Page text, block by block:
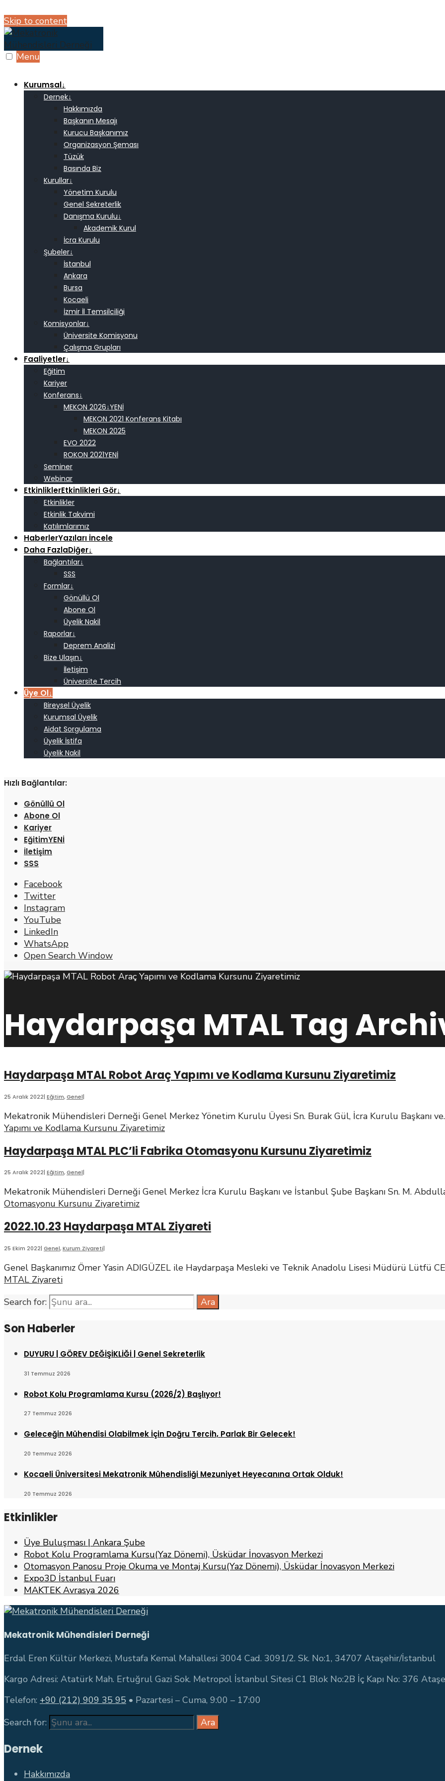
Skip to content
Menu
Kurumsal↓
Dernek↓
Hakkımızda
Başkanın Mesajı
Kurucu Başkanımız
Organizasyon Şeması
Tüzük
Basında Biz
Kurullar↓
Yönetim Kurulu
Genel Sekreterlik
Danışma Kurulu↓
Akademik Kurul
İcra Kurulu
Şubeler↓
İstanbul
Ankara
Bursa
Kocaeli
İzmir İl Temsilciliği
Komisyonlar↓
Üniversite Komisyonu
Çalışma Grupları
Faaliyetler↓
Eğitim
Kariyer
Konferans↓
MEKON 2026↓
MEKON 2021 Konferans Kitabı
MEKON 2025
EVO 2022
ROKON 2021
Seminer
Webinar
EtkinliklerEtkinlikleri Gör↓
Etkinlikler
Etkinlik Takvimi
Katılımlarımız
HaberlerYazıları İncele
Daha FazlaDiğer↓
Bağlantılar↓
SSS
Formlar↓
Gönüllü Ol
Abone Ol
Üyelik Nakil
Raporlar↓
Deprem Analizi
Bize Ulaşın↓
İletişim
Üniversite Tercih
Üye Ol↓
Bireysel Üyelik
Kurumsal Üyelik
Aidat Sorgulama
Üyelik İstifa
Üyelik Nakil
Hızlı Bağlantılar:
Gönüllü Ol
Abone Ol
Kariyer
Eğitim
İletişim
SSS
Facebook
Twitter
Instagram
YouTube
LinkedIn
WhatsApp
Open Search Window
Haydarpaşa MTALTag
Haydarpaşa MTAL Robot Araç Yapımı ve Kodlama Kursunu Ziyaretimiz
25 Aralık 2022| Eğitim,Genel|
Mekatronik Mühendisleri Derneği Genel Merkez Yönetim Kurulu Üyesi Sn. Burak Gül, İcra Kurulu Başkanı ve
Yapımı ve Kodlama Kursunu Ziyaretimiz
Haydarpaşa MTAL PLC’li Fabrika Otomasyonu Kursunu Ziyaretimiz
25 Aralık 2022| Eğitim,Genel|
Mekatronik Mühendisleri Derneği Genel Merkez İcra Kurulu Başkanı ve İstanbul Şube Başkanı Sn. M.
Otomasyonu Kursunu Ziyaretimiz
2022.10.23 Haydarpaşa MTAL Ziyareti
25 Ekim 2022| Genel,Kurum Ziyareti|
Genel Başkanımız Ömer Yasin ADIGÜZEL ile Haydarpaşa Mesleki ve Teknik Anadolu Lisesi Müdürü Lütfü
MTAL Ziyareti
Search for:
Ara
Son Haberler
DUYURU | GÖREV DEĞİŞİKLİĞİ | Genel Sekreterlik
31 Temmuz 2026
Robot Kolu Programlama Kursu (2026/2) Başlıyor!
27 Temmuz 2026
Geleceğin Mühendisi Olabilmek İçin Doğru Tercih, Parlak Bir Gelecek!
20 Temmuz 2026
Kocaeli Üniversitesi Mekatronik Mühendisliği Mezuniyet Heyecanına Ortak Olduk!
20 Temmuz 2026
Etkinlikler
Üye Buluşması | Ankara Şube
Robot Kolu Programlama Kursu(Yaz Dönemi), Üsküdar İnovasyon Merkezi
Otomasyon Panosu Proje Okuma ve Montaj Kursu(Yaz Dönemi), Üsküdar İnovasyon Merkezi
Expo3D İstanbul Fuarı
MAKTEK Avrasya 2026
Mekatronik Mühendisleri Derneği
Erdal Eren Kültür Merkezi, Mustafa Kemal Mahallesi 3004 Cad. 3091/2. Sk. No:1, 34707 Ataşehir/İstanbul
Kargo Adresi: Atatürk Mah. Ertuğrul Gazi Sok. Metropol İstanbul Sitesi C1 Blok No:2B İç Kapı No: 376
Telefon: +90 (212) 909 35 95 • Pazartesi – Cuma, 9:00 – 17:00
Search for:
Ara
Dernek
Hakkımızda